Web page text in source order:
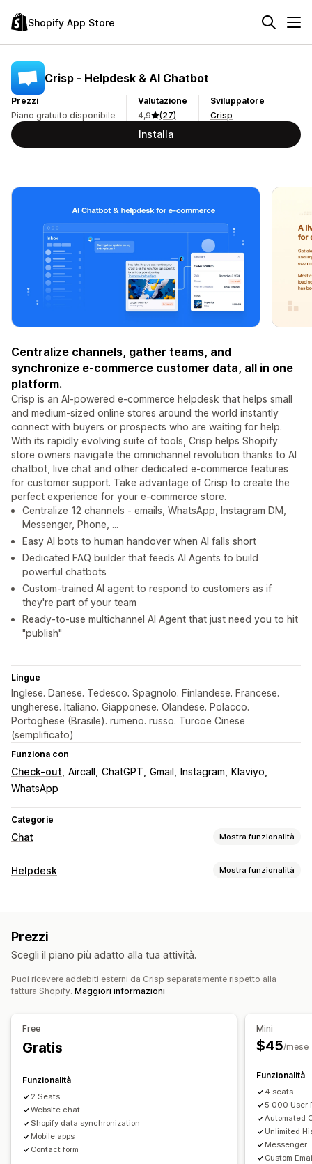
Shopify App Store
Crisp ‑ Helpdesk & AI Chatbot
Prezzi
Piano gratuito disponibile
Valutazione
4,9
(27)
Sviluppatore
Crisp
Installa
Centralize channels, gather teams, and
synchronize e-commerce customer data, all in one
platform.
Crisp is an AI-powered e-commerce helpdesk that helps small
and medium-sized online stores around the world instantly
connect with buyers or prospects who are waiting for help.
With its rapidly evolving suite of tools, Crisp helps Shopify
store owners navigate the omnichannel revolution thanks to AI
chatbot, live chat and other dedicated e-commerce features
for customer support. Take advantage of Crisp to create the
perfect experience for your e-commerce store.
Centralize 12 channels - emails, WhatsApp, Instagram DM,
Messenger, Phone, ...
Easy AI bots to human handover when AI falls short
Dedicated FAQ builder that feeds AI Agents to build
powerful chatbots
Custom-trained AI agent to respond to customers as if
they're part of your team
Ready-to-use multichannel AI Agent that just need you to hit
"publish"
Lingue
Inglese. Danese. Tedesco. Spagnolo. Finlandese. Francese.
ungherese. Italiano. Giapponese. Olandese. Polacco.
Portoghese (Brasile). rumeno. russo. Turcoe Cinese
(semplificato)
Funziona con
Check-out Aircall ChatGPT Gmail Instagram
Klaviyo
WhatsApp
Categorie
Chat Mostra funzionalità
Messaggistica in tempo reale
Notifiche push
Analisi degli agenti Crittografia Dati sui clienti
Risposte automatiche
Aggiornamenti sugli ordini
Invia trascrizione
Colore e font
Orario di lavoro
Pulsanti di chat
Aggiunta di tag Assegnazione della chat
Flussi di chat
Avatar degli agenti
Helpdesk Mostra funzionalità
Self-service
Domande frequenti
Automazione dei flussi di lavoro
Riepiloghi basati sull’IA
Assegnazione automatica
Trigger basati su regole
Aggiunta di tag
Rilevamento dello spam
Notifiche personalizzate
Multilingua
Analisi
Prezzi
Scegli il piano più adatto alla tua attività.
Puoi ricevere addebiti esterni da Crisp separatamente rispetto alla
fattura Shopify. Maggiori informazioni
Free
Gratis
Funzionalità
2 Seats
Website chat
Shopify data synchronization
Mobile apps
Contact form
Mini
$45/mese
Funzionalità
4 seats
5 000 User
Automated
Unlimited
Messenger
Custom